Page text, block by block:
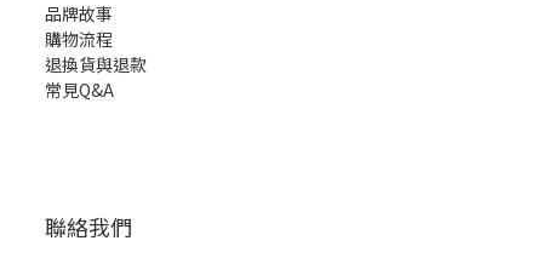
品牌故事
購物流程
退換貨與退款
常見Q&A
聯絡我們